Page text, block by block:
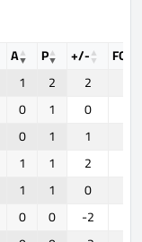
A P +/-
FOW
1 2 2
0 1 0
0 1 1
1 1 2
1 1 0
0 0 -2